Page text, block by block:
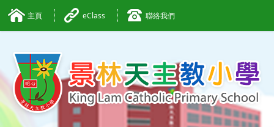
主頁 eClass 聯絡我們